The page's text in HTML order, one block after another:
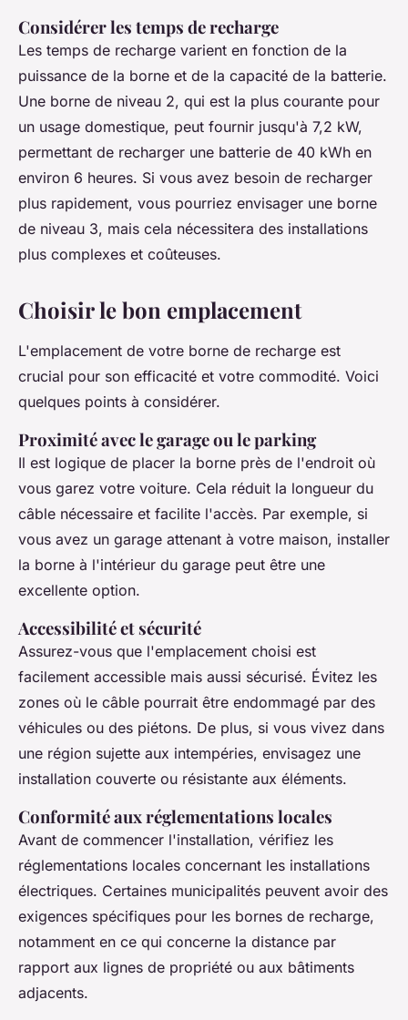
Considérer les temps de recharge
Les temps de recharge varient en fonction de la
puissance de la borne et de la capacité de la batterie.
Une borne de niveau 2, qui est la plus courante pour
un usage domestique, peut fournir jusqu'à 7,2 kW,
permettant de recharger une batterie de 40 kWh en
environ 6 heures. Si vous avez besoin de recharger
plus rapidement, vous pourriez envisager une borne
de niveau 3, mais cela nécessitera des installations
plus complexes et coûteuses.
Choisir le bon emplacement
L'emplacement de votre borne de recharge est
crucial pour son efficacité et votre commodité. Voici
quelques points à considérer.
Proximité avec le garage ou le parking
Il est logique de placer la borne près de l'endroit où
vous garez votre voiture. Cela réduit la longueur du
câble nécessaire et facilite l'accès. Par exemple, si
vous avez un garage attenant à votre maison, installer
la borne à l'intérieur du garage peut être une
excellente option.
Accessibilité et sécurité
Assurez-vous que l'emplacement choisi est
facilement accessible mais aussi sécurisé. Évitez les
zones où le câble pourrait être endommagé par des
véhicules ou des piétons. De plus, si vous vivez dans
une région sujette aux intempéries, envisagez une
installation couverte ou résistante aux éléments.
Conformité aux réglementations locales
Avant de commencer l'installation, vérifiez les
réglementations locales concernant les installations
électriques. Certaines municipalités peuvent avoir des
exigences spécifiques pour les bornes de recharge,
notamment en ce qui concerne la distance par
rapport aux lignes de propriété ou aux bâtiments
adjacents.